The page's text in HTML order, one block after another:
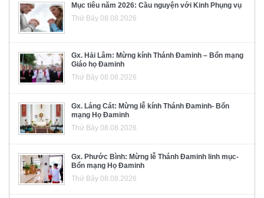
Mục tiêu năm 2026: Cầu nguyện với Kinh Phụng vụ
Thứ Bảy 08.08.2026
Gx. Hải Lâm: Mừng kính Thánh Đaminh – Bổn mạng
Giáo họ Đaminh
Thứ Bảy 08.08.2026
Gx. Láng Cát: Mừng lễ kính Thánh Đaminh- Bổn
mạng Họ Đaminh
Thứ Bảy 08.08.2026
Gx. Phước Bình: Mừng lễ Thánh Đaminh linh mục-
Bổn mạng Họ Đaminh
Thứ Bảy 08.08.2026